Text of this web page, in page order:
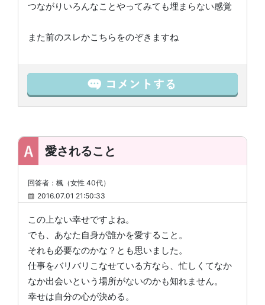
つながりいろんなことやってみても埋まらない感覚
また前のスレかこちらをのぞきますね
愛されること
回答者：楓（女性 40代）
2016.07.01 21:50:33
この上ない幸せですよね。
でも、あなた自身が誰かを愛すること。
それも必要なのかな？とも思いました。
仕事をバリバリこなせている方なら、忙しくてなか
なか出会いという場所がないのかも知れません。
幸せは自分の心が決める。